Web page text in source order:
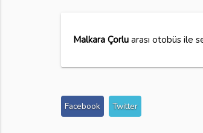
Malkara Çorluarası otobüs ile
Facebook Twitter